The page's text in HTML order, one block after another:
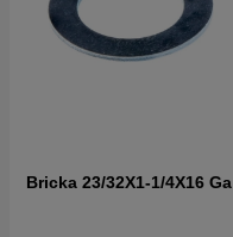
Bricka 23/32X1-1/4X16 Ga